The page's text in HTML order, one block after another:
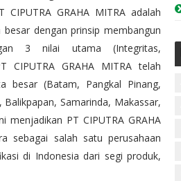
GRAHA MITRA adalah
dengan prinsip membangun
3 nilai utama (Integritas,
CIPUTRA GRAHA MITRA telah
besar (Batam, Pangkal Pinang,
Samarinda, Makassar,
menjadikan PT CIPUTRA GRAHA
sebagai salah satu perusahaan
di Indonesia dari segi produk,